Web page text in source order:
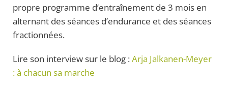
propre programme d’entraînement de 3 mois en
alternant des séances d’endurance et des séances
fractionnées.
Lire son interview sur le blog :Arja Jalkanen-Meyer
: à chacun sa marche